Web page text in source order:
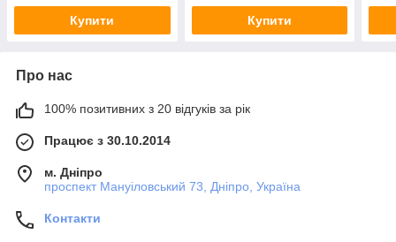
Купити Купити
Про нас
100% позитивних з 20 відгуків за рік
Працює з 30.10.2014
м. Дніпро
проспект Мануіловський 73, Дніпро, Україна
Контакти